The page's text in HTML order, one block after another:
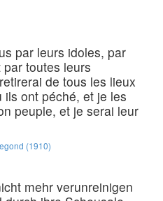
par leurs idoles, par
toutes leurs
de tous les lieux
ont péché, et je les
peuple, et je serai leur
(1910)
mehr verunreinigen